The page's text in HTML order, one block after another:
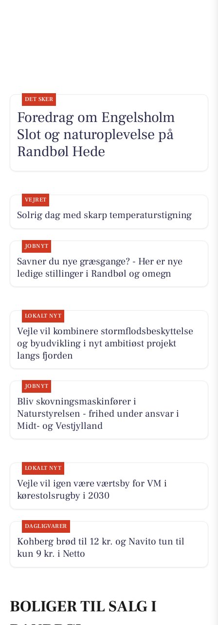
DET SKER
Foredrag om Engelsholm
Slot og naturoplevelse på
Randbøl Hede
VEJRET
Solrig dag med skarp temperaturstigning
JOBNYT
Savner du nye græsgange? - Her er nye
ledige stillinger i Randbøl og omegn
LOKALT NYT
Vejle vil kombinere stormflodsbeskyttelse
og byudvikling i nyt ambitiøst projekt
langs fjorden
JOBNYT
Bliv skovningsmaskinfører i
Naturstyrelsen - frihed under ansvar i
Midt- og Vestjylland
LOKALT NYT
Vejle vil igen være værtsby for VM i
kørestolsrugby i 2030
DAGLIGVARER
Kohberg brød til 12 kr. og Navito tun til
kun 9 kr. i Netto
BOLIGER TIL SALG I